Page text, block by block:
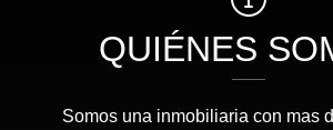
QUIÉNES
Somos una inmobiliaria con mas